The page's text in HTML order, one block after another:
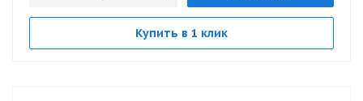
Купить в 1 клик